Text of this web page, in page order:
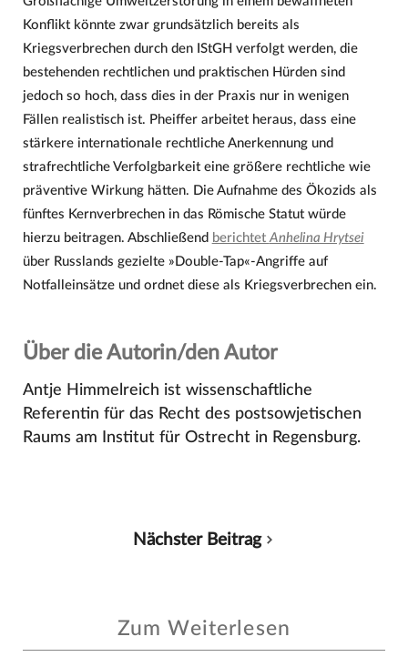
Konflikt könnte zwar grundsätzlich bereits als
Kriegsverbrechen durch den IStGH verfolgt werden, die
bestehenden rechtlichen und praktischen Hürden sind
jedoch so hoch, dass dies in der Praxis nur in wenigen
Fällen realistisch ist. Pheiffer arbeitet heraus, dass eine
stärkere internationale rechtliche Anerkennung und
strafrechtliche Verfolgbarkeit eine größere rechtliche wie
präventive Wirkung hätten. Die Aufnahme des Ökozids als
fünftes Kernverbrechen in das Römische Statut würde
hierzu beitragen. Abschließend berichtetAnhelina Hrytsei
über Russlands gezielte »Double-Tap«-Angriffe auf
Notfalleinsätze und ordnet diese als Kriegsverbrechen ein.
Über die Autorin/den Autor
Antje Himmelreich ist wissenschaftliche
Referentin für das Recht des postsowjetischen
Raums am Institut für Ostrecht in Regensburg.
Nächster Beitrag
Zum Weiterlesen